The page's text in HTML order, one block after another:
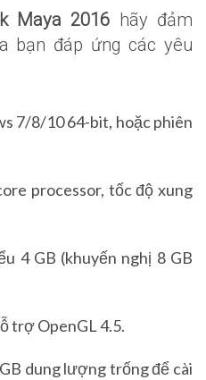
Maya 2016 hãy đảm
bạn đáp ứng các yêu
7/8/10 64-bit, hoặc phiên
processor, tốc độ xung
4 GB (khuyến nghị 8 GB
trợ OpenGL 4.5.
dung lượng trống để cài